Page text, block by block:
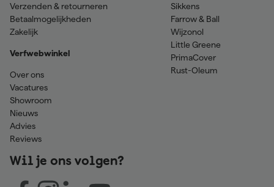
Verzenden & retourneren
Betaalmogelijkheden
Zakelijk
Verfwebwinkel
Over ons
Vacatures
Showroom
Nieuws
Advies
Reviews
Sikkens
Farrow & Ball
Wijzonol
Little Greene
PrimaCover
Rust-Oleum
Wil je ons volgen?